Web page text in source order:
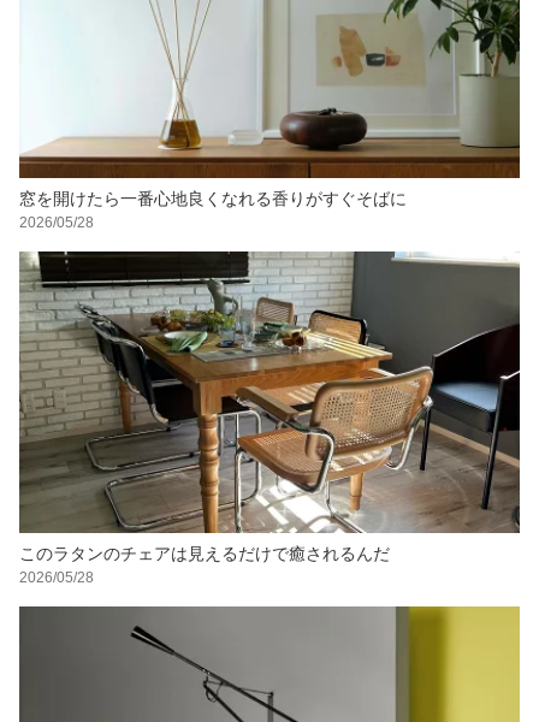
窓を開けたら一番心地良くなれる香りがすぐそばに
2026/05/28
このラタンのチェアは見えるだけで癒されるんだ
2026/05/28